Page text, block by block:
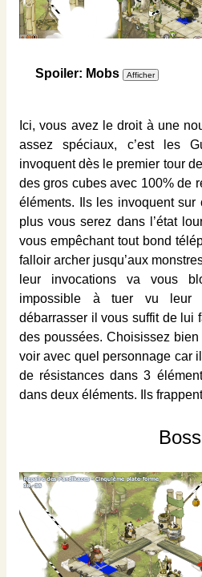
Spoiler: Mobs
Ici, vous avez le droit à une
assez spéciaux, c’est les
invoquent dès le premier tour
des gros cubes avec 100% de
éléments. Ils les invoquent
plus vous serez dans l’état
vous empêchant tout bond
falloir archer jusqu’aux
leur invocations va vous
impossible à tuer vu leur
débarrasser il vous suffit de lui
des poussées. Choisissez
voir avec quel personnage car
de résistances dans 3
dans deux éléments. Ils
Boss